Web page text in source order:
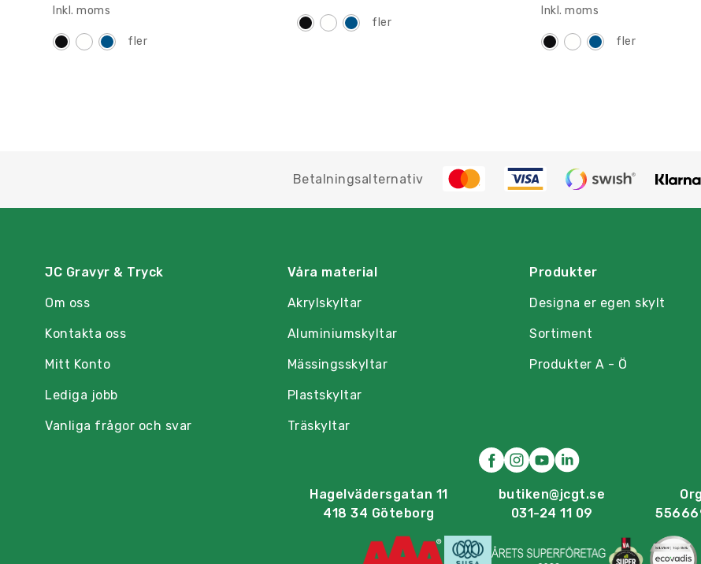
Inkl. moms
fler
fler
Inkl. moms
fler
Betalningsalternativ
JC Gravyr & Tryck
Om oss
Kontakta oss
Mitt Konto
Lediga jobb
Vanliga frågor och svar
Våra material
Akrylskyltar
Aluminiumskyltar
Mässingsskyltar
Plastskyltar
Träskyltar
Produkter
Designa er egen skylt
Sortiment
Produkter A - Ö
Hagelvädersgatan 11
418 34 Göteborg
butiken@jcgt.se
031-24 11 09